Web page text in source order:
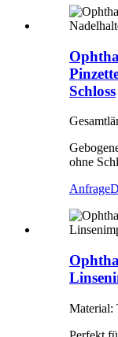
Schloss
ohne
Anfrage
Material: